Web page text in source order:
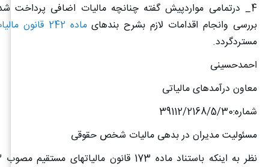
4_ درتمامی مواردپیش گفته چنانچه مالیات اضافی پرداخت
بررسی وانجام اقدامات لازم بشرح بندهایماده 242 قانون مالیات های مستقیم
مستردگردد.
احمدحسینی
معاون درآمدهای مالیاتی
شماره:39112/2168/5/30
مسئولیت مدیران در بدهی مالیات شخص حقوقی